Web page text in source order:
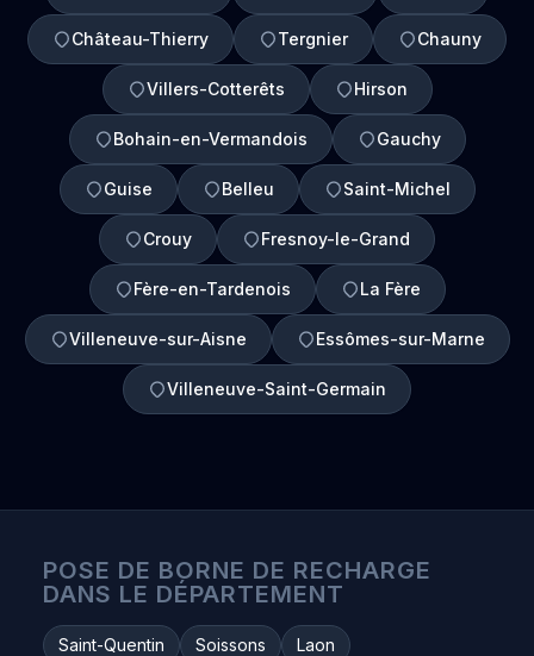
Château-Thierry Tergnier Chauny
Villers-Cotterêts Hirson
Bohain-en-Vermandois Gauchy
Guise Belleu Saint-Michel
Crouy Fresnoy-le-Grand
Fère-en-Tardenois La Fère
Villeneuve-sur-Aisne Essômes-sur-Marne
Villeneuve-Saint-Germain
POSE DE BORNE DE RECHARGE
DANS LE DÉPARTEMENT
Saint-Quentin Soissons
Laon